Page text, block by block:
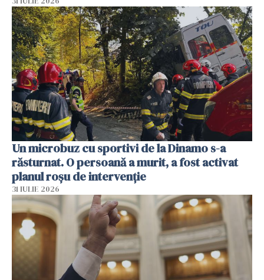
Un microbuz cu sportivi de la Dinamo s-a
răsturnat. O persoană a murit, a fost activat
planul roșu de intervenție
31 IULIE 2026